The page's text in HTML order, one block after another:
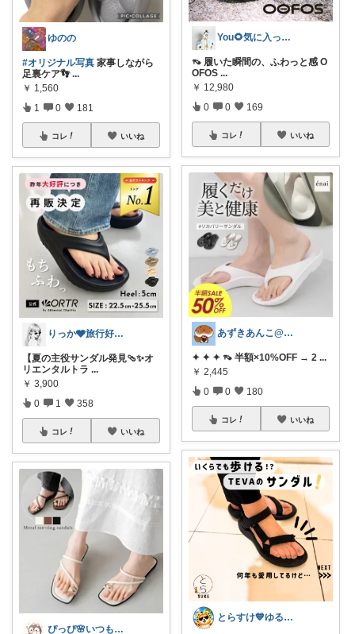
ゆのの
#オリジナル写真 家事しながら
足裏ケア👣 ...
￥ 1,560
1 0 181
コレ いいね
りっか🩶旅行好きのためのお得×おしゃれ
【夏の主役サンダル発見🩴✨オ
リエンタルトラ ...
￥ 3,900
0 1 358
コレ いいね
ぴっぴ🌸いつもありがとうございます♡
You🌻気に入ったもの正直レビュー
👡 履いた瞬間の、ふわっと感 O
OFOS ...
￥ 12,980
0 0 169
コレ いいね
あずきあんこ@ぷち美容＆育児＆時短専門
✦ ✦ ✦ 👡 半額×10%OFF → 2 ...
￥ 2,445
0 0 180
コレ いいね
とらすけ💙ゆるミニマリストの愛用品